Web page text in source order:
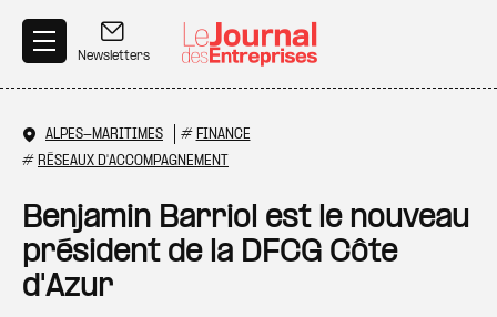
Newsletters
ALPES-MARITIMES # FINANCE
# RÉSEAUX D'ACCOMPAGNEMENT
Benjamin Barriol est le nouveau
président de la DFCG Côte
d'Azur